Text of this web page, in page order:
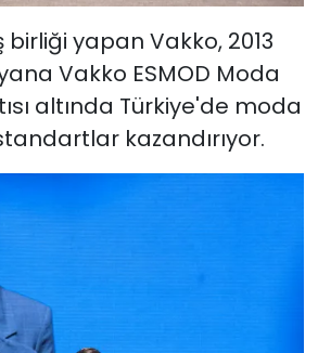
birliği yapan Vakko, 2013
Vakko ESMOD Moda
altında Türkiye'de moda
kazandırıyor.